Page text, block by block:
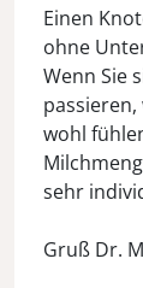
Einen
ohne
Wenn Sie
wohl
sehr
Gruß Dr.